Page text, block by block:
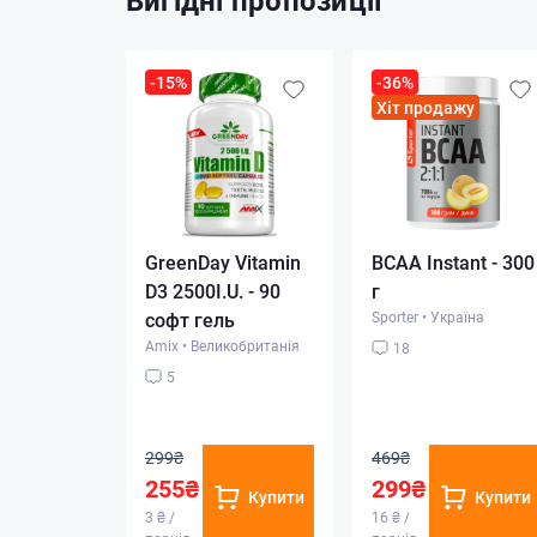
-15%
GreenDay Vitamin
D3 2500I.U. - 90
софт гель
Amix • Великобританія
5
299₴
255₴
3 ₴ /
Купити
-36%
Хіт продажу
BCAA Instant - 300
г
Sporter • Україна
18
469₴
299₴
16 ₴ /
Купити